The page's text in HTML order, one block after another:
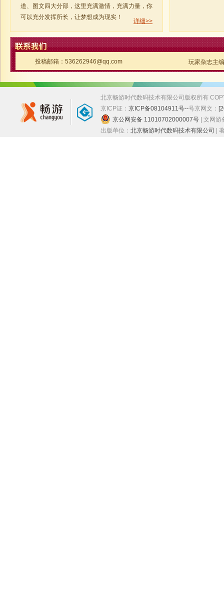
道、图文四大分部，这里充满激情，充满力量，你
可以充分发挥所长，让梦想成为现实！
详细>>
投稿邮箱：536262946@qq.com 玩家杂志主
北京畅游时代数码技术有限公司版权所有
京ICP证： 京ICP备08104911号--号京网文：
京公网安备 11010702000007号 | 文网游
出版单位： 北京畅游时代数码技术有限公司 |